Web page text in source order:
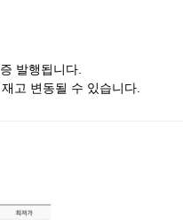
발행됩니다.
고 변동될 수 있습니다.